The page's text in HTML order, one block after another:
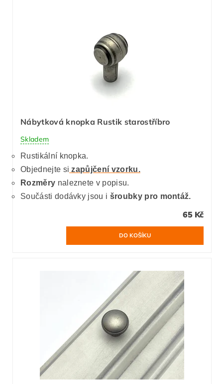
Nábytková knopka Rustik starostříbro
Skladem
Rustikální knopka.
Objednejte si zapůjčení vzorku.
Rozměry naleznete v popisu.
Součásti dodávky jsou i šroubky pro montáž.
65 Kč